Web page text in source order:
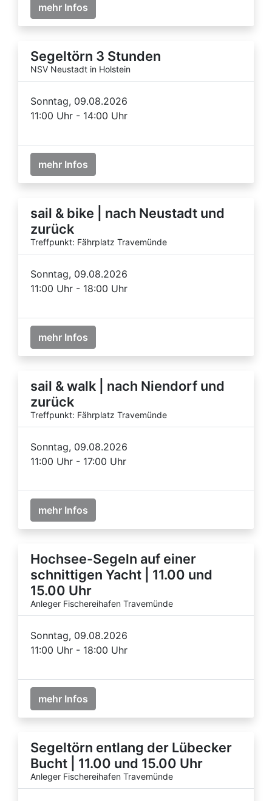
mehr Infos
Segeltörn 3 Stunden
NSV Neustadt in Holstein
Sonntag, 09.08.2026
11:00 Uhr - 14:00 Uhr
mehr Infos
sail & bike | nach Neustadt und
zurück
Treffpunkt: Fährplatz Travemünde
Sonntag, 09.08.2026
11:00 Uhr - 18:00 Uhr
mehr Infos
sail & walk | nach Niendorf und
zurück
Treffpunkt: Fährplatz Travemünde
Sonntag, 09.08.2026
11:00 Uhr - 17:00 Uhr
mehr Infos
Hochsee-Segeln auf einer
schnittigen Yacht | 11.00 und
15.00 Uhr
Anleger Fischereihafen Travemünde
Sonntag, 09.08.2026
11:00 Uhr - 18:00 Uhr
mehr Infos
Segeltörn entlang der Lübecker
Bucht | 11.00 und 15.00 Uhr
Anleger Fischereihafen Travemünde